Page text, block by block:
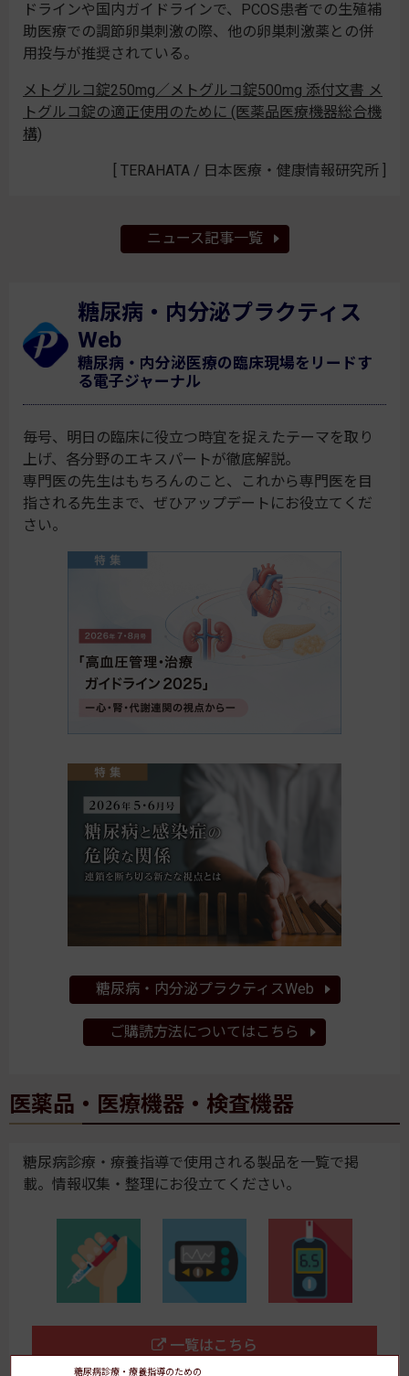
ドラインや国内ガイドラインで、PCOS患者での生殖補
助医療での調節卵巣刺激の際、他の卵巣刺激薬との併
用投与が推奨されている。
メトグルコ錠250mg／メトグルコ錠500mg 添付文書 メ
トグルコ錠の適正使用のために (医薬品医療機器総合機
構)
[ TERAHATA / 日本医療・健康情報研究所 ]
ニュース記事一覧
糖尿病・内分泌プラクティス
Web
糖尿病・内分泌医療の臨床現場をリードす
る電子ジャーナル
毎号、明日の臨床に役立つ時宜を捉えたテーマを取り
上げ、各分野のエキスパートが徹底解説。
専門医の先生はもちろんのこと、これから専門医を目
指される先生まで、ぜひアップデートにお役立てくだ
さい。
糖尿病・内分泌プラクティスWeb
ご購読方法についてはこちら
医薬品・医療機器・検査機器
糖尿病診療・療養指導で使用される製品を一覧で掲
載。情報収集・整理にお役立てください。
一覧はこちら
糖尿病診療・療養指導のための